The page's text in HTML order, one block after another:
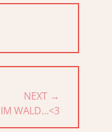
NEXT →
IM WALD…<3